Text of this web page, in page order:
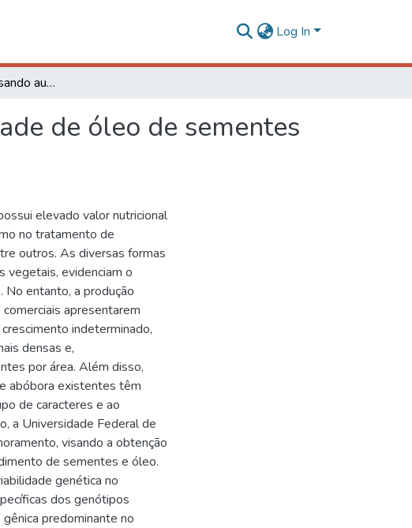
Log In
Melhoramento visando aumento da produtividade de óleo de sementes em abóboras
de óleo de sementes
elevado valor nutricional
no tratamento de
outros. As diversas formas
vegetais, evidenciam o
entanto, a produção
apresentarem
indeterminado,
densas e,
por área. Além disso,
abóbora existentes têm
de caracteres e ao
a Universidade Federal de
visando a obtenção
de sementes e óleo.
genética no
dos genótipos
predominante no